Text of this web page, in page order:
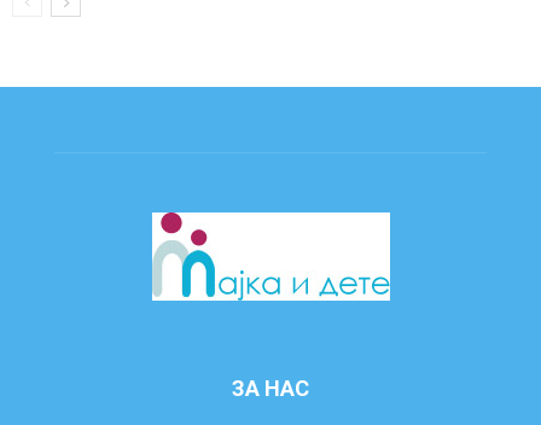
ЗА НАС